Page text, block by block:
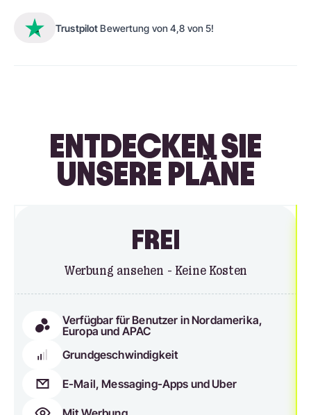
TrustpilotBewertung von 4,8 von 5!
ENTDECKEN SIE
UNSERE PLÄNE
FREI
Werbung ansehen - Keine Kosten
Verfügbar für Benutzer in Nordamerika,
Europa und APAC
Grundgeschwindigkeit
E-Mail, Messaging-Apps und Uber